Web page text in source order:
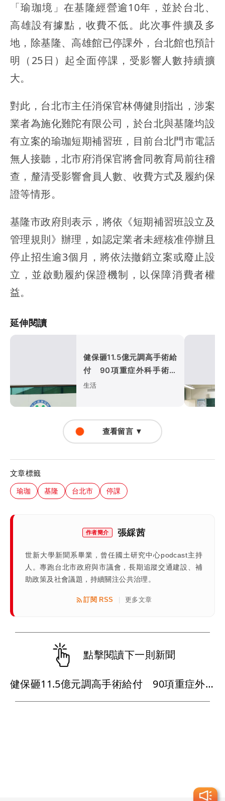
「瑜珈境」在基隆經營逾10年，並於台北、
高雄設有據點，收費不低。此次事件擴及多
地，除基隆、高雄館已停課外，台北館也預計
明（25日）起全面停課，受影響人數持續擴
大。
對此，台北市主任消保官林傳健則指出，涉案
業者為施化難陀有限公司，於台北與基隆均設
有立案的瑜珈短期補習班，目前台北門市電話
無人接聽，北市府消保官將會同教育局前往稽
查，釐清受影響會員人數、收費方式及履約保
證等情形。
基隆市政府則表示，將依《短期補習班設立及
管理規則》辦理，如認定業者未經核准停辦且
停止招生逾3個月，將依法撤銷立案或廢止設
立，並啟動履約保證機制，以保障消費者權
益。
延伸閱讀
健保砸11.5億元調高手術給
付 90項重症外科手術最
快9月上路
生活
查看留言 ▼
文章標籤
瑜珈 基隆 台北市 停課
作者簡介 張綵茜
世新大學新聞系畢業，曾任國土研究中心podcast主持
人。專跑台北市政府與市議會，長期追蹤交通建設、補
助政策及社會議題，持續關注公共治理。
訂閱 RSS 更多文章
點擊閱讀下一則新聞
健保砸11.5億元調高手術給付 90項重症外科手術最快9月上路